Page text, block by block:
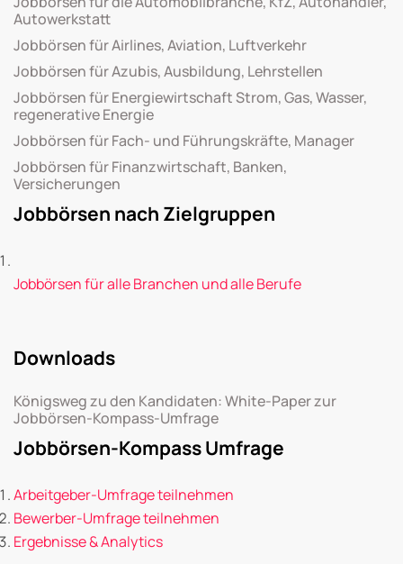
Autowerkstatt
Jobbörsen für Airlines, Aviation, Luftverkehr
Jobbörsen für Azubis, Ausbildung, Lehrstellen
Jobbörsen für Energiewirtschaft Strom, Gas, Wasser,
regenerative Energie
Jobbörsen für Fach- und Führungskräfte, Manager
Jobbörsen für Finanzwirtschaft, Banken,
Versicherungen
Jobbörsen nach Zielgruppen
Jobbörsen für alle Branchen und alle Berufe
Downloads
Königsweg zu den Kandidaten: White-Paper zur
Jobbörsen-Kompass-Umfrage
Jobbörsen-Kompass Umfrage
Arbeitgeber-Umfrage teilnehmen
Bewerber-Umfrage teilnehmen
Ergebnisse & Analytics